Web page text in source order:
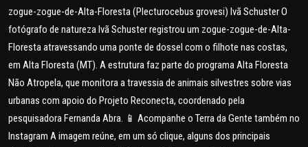
FALE CONOSCO
zogue-zogue-de-Alta-Floresta (Plecturocebus grovesi) Ivã Schuster O
fotógrafo de natureza Ivã Schuster registrou um zogue-zogue-de-Alta-
Floresta atravessando uma ponte de dossel com o filhote nas costas,
em Alta Floresta (MT). A estrutura faz parte do programa Alta Floresta
Não Atropela, que monitora a travessia de animais silvestres sobre vias
urbanas com apoio do Projeto Reconecta, coordenado pela
pesquisadora Fernanda Abra. 📱 Acompanhe o Terra da Gente também no
Instagram A imagem reúne, em um só clique, alguns dos principais